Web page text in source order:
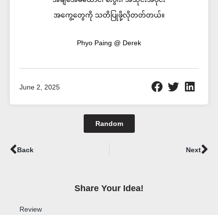
အကွေ့တွေကို သတိပြုဖို့လိုတတ်တယ်။
Phyo Paing @ Derek
June 2, 2025
Random
Prev
Back Next
Share Your Idea!​
Review